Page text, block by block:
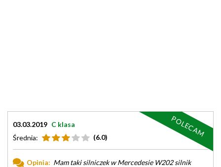
03.03.2019 C klasa
Średnia:
(6.0)
Opinia: Mam taki silniczek w Mercedesie W202 silnik
POLECAM